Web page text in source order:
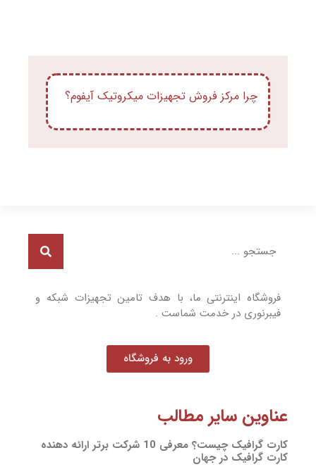
چرا مرکز فروش تجهیزات میکروتیک آیفوم؟
فروشگاه اینترنتی ما، با هدف تامین تجهیزات شبکه و
فیبرنوری در خدمت شماست .
ورود به فروشگاه
عناوین سایر مطالب
کارت گرافیک چیست؟ معرفی 10 شرکت برتر ارائه دهنده
کارت گرافیک در جهان